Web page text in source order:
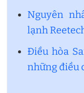
Nguyên
lạnh
Điều hòa
những điều